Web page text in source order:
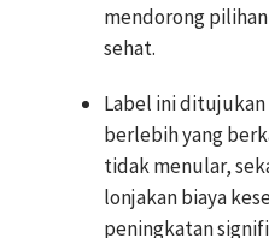
mendorong
sehat.
Label ini ditujukan
berlebih yang
tidak menular,
lonjakan biaya
peningkatan